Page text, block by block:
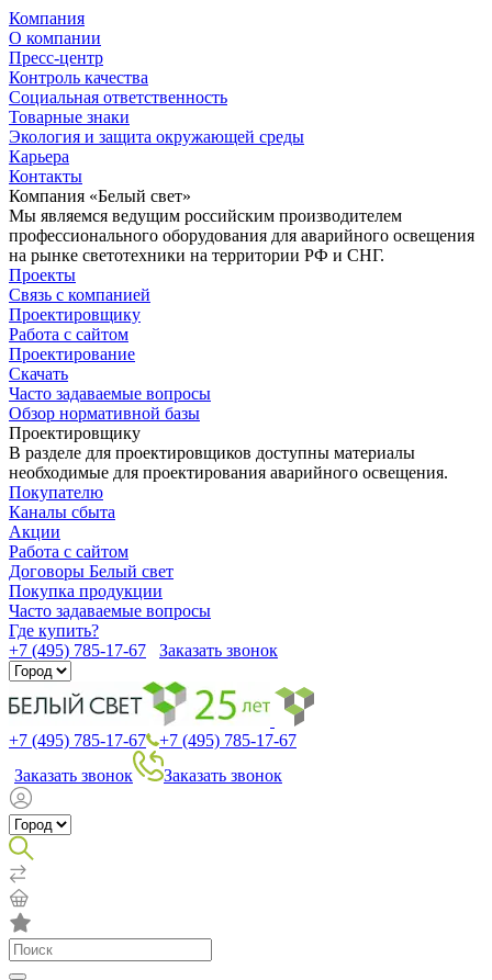
Компания
О компании
Пресс-центр
Контроль качества
Социальная ответственность
Товарные знаки
Экология и защита окружающей среды
Карьера
Контакты
Компания «Белый свет»
Мы являемся ведущим российским производителем
профессионального оборудования для аварийного освещения
на рынке светотехники на территории РФ и СНГ.
Проекты
Связь с компанией
Проектировщику
Работа с сайтом
Проектирование
Скачать
Часто задаваемые вопросы
Обзор нормативной базы
Проектировщику
В разделе для проектировщиков доступны материалы
необходимые для проектирования аварийного освещения.
Покупателю
Каналы сбыта
Акции
Работа с сайтом
Договоры Белый свет
Покупка продукции
Часто задаваемые вопросы
Где купить?
+7 (495) 785-17-67
Заказать звонок
+7 (495) 785-17-67
+7 (495) 785-17-67
Заказать звонок
Заказать звонок